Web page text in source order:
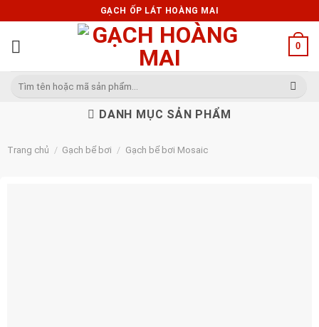
to
content
GẠCH ỐP LÁT HOÀNG MAI
0
Tìm
DANH MỤC SẢN PHẨM
Trang chủ / Gạch bể bơi / Gạch bể bơi Mosaic